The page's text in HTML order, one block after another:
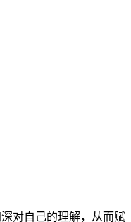
对自己的理解，从而赋